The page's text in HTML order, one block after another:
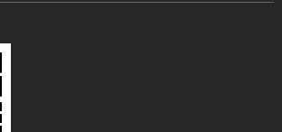
汉天喻信息产业股份有限公司 All Rights